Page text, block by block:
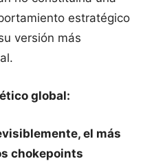
estratégico
versión más
global:
el más
chokepoints